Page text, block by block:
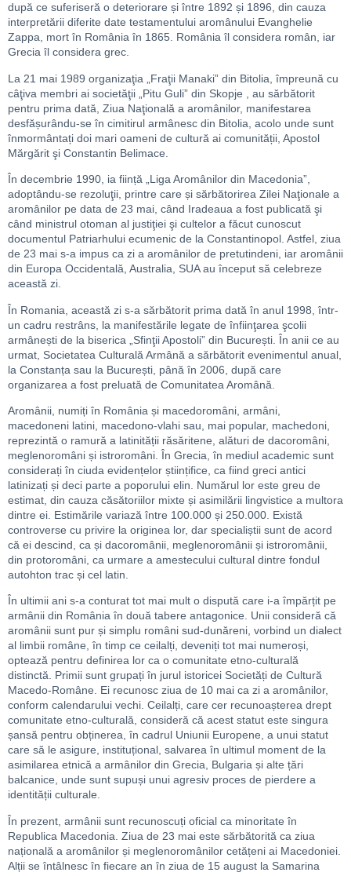
după ce suferiseră o deteriorare și între 1892 și 1896, din cauza
interpretării diferite date testamentului aromânului Evanghelie
Zappa, mort în România în 1865. România îl considera român, iar
Grecia îl considera grec.
La 21 mai 1989 organizaţia „Fraţii Manaki” din Bitolia, împreună cu
câţiva membri ai societăţii „Pitu Guli” din Skopje , au sărbătorit
pentru prima dată, Ziua Naţională a aromânilor, manifestarea
desfășurându-se în cimitirul armânesc din Bitolia, acolo unde sunt
înmormântați doi mari oameni de cultură ai comunității, Apostol
Mărgărit şi Constantin Belimace.
În decembrie 1990, ia ființă „Liga Aromânilor din Macedonia”,
adoptându-se rezoluţii, printre care și sărbătorirea Zilei Naţionale a
aromânilor pe data de 23 mai, când Iradeaua a fost publicată şi
când ministrul otoman al justiţiei şi cultelor a făcut cunoscut
documentul Patriarhului ecumenic de la Constantinopol. Astfel, ziua
de 23 mai s-a impus ca zi a aromânilor de pretutindeni, iar aromânii
din Europa Occidentală, Australia, SUA au început să celebreze
această zi.
În Romania, această zi s-a sărbătorit prima dată în anul 1998, într-
un cadru restrâns, la manifestările legate de înfiinţarea şcolii
armânești de la biserica „Sfinţii Apostoli” din București. În anii ce au
urmat, Societatea Culturală Armână a sărbătorit evenimentul anual,
la Constanța sau la București, până în 2006, după care
organizarea a fost preluată de Comunitatea Aromână.
Aromânii, numiți în România și macedoromâni, armâni,
macedoneni latini, macedono-vlahi sau, mai popular, machedoni,
reprezintă o ramură a latinității răsăritene, alături de dacoromâni,
meglenoromâni și istroromâni. În Grecia, în mediul academic sunt
considerați în ciuda evidențelor științifice, ca fiind greci antici
latinizați și deci parte a poporului elin. Numărul lor este greu de
estimat, din cauza căsătoriilor mixte și asimilării lingvistice a multora
dintre ei. Estimările variază între 100.000 și 250.000. Există
controverse cu privire la originea lor, dar specialiștii sunt de acord
că ei descind, ca și dacoromânii, meglenoromânii și istroromânii,
din protoromâni, ca urmare a amestecului cultural dintre fondul
autohton trac și cel latin.
În ultimii ani s-a conturat tot mai mult o dispută care i-a împărțit pe
armânii din România în două tabere antagonice. Unii consideră că
aromânii sunt pur și simplu români sud-dunăreni, vorbind un dialect
al limbii române, în timp ce ceilalți, deveniți tot mai numeroși,
optează pentru definirea lor ca o comunitate etno-culturală
distinctă. Primii sunt grupați în jurul istoricei Societăți de Cultură
Macedo-Române. Ei recunosc ziua de 10 mai ca zi a aromânilor,
conform calendarului vechi. Ceilalți, care cer recunoașterea drept
comunitate etno-culturală, consideră că acest statut este singura
șansă pentru obținerea, în cadrul Uniunii Europene, a unui statut
care să le asigure, instituțional, salvarea în ultimul moment de la
asimilarea etnică a armânilor din Grecia, Bulgaria și alte țări
balcanice, unde sunt supuși unui agresiv proces de pierdere a
identității culturale.
În prezent, armânii sunt recunoscuți oficial ca minoritate în
Republica Macedonia. Ziua de 23 mai este sărbătorită ca ziua
națională a aromânilor și meglenoromânilor cetățeni ai Macedoniei.
Alții se întâlnesc în fiecare an în ziua de 15 august la Samarina